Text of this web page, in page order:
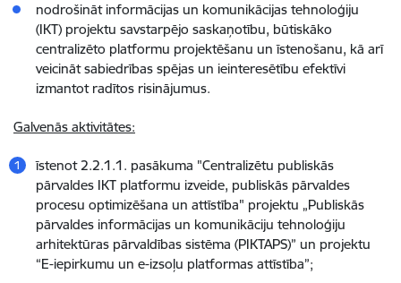
nodrošināt informācijas un komunikācijas tehnoloģiju
(IKT) projektu savstarpējo saskaņotību, būtiskāko
centralizēto platformu projektēšanu un īstenošanu, kā arī
veicināt sabiedrības spējas un ieinteresētību efektīvi
izmantot radītos risinājumus.
Galvenās aktivitātes:
īstenot 2.2.1.1. pasākuma "Centralizētu publiskās
pārvaldes IKT platformu izveide, publiskās pārvaldes
procesu optimizēšana un attīstība" projektu „Publiskās
pārvaldes informācijas un komunikāciju tehnoloģiju
arhitektūras pārvaldības sistēma (PIKTAPS)” un projektu
“E-iepirkumu un e-izsoļu platformas attīstība”;